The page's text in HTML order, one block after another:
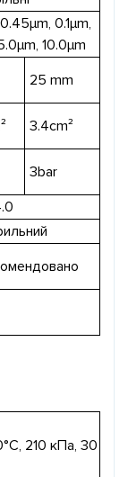
0.1μm,
10.0μm
25 mm
3.4cm²
3bar
210 кПа, 30